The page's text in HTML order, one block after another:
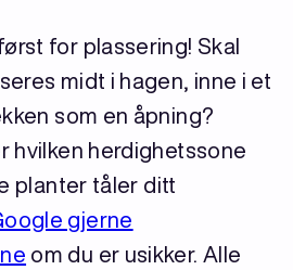
for plassering! Skal
midt i hagen, inne i et
som en åpning?
hvilken herdighetssone
planter tåler ditt
gjerne
om du er usikker. Alle